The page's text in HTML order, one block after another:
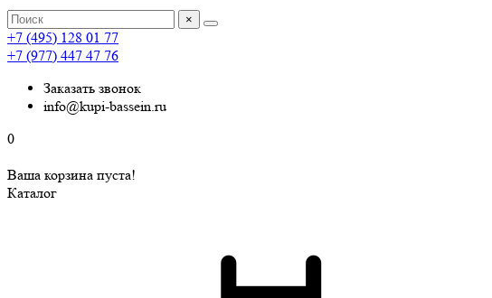
×
+7 (495) 128 01 77
+7 (977) 447 47 76
Заказать звонок
info@kupi-bassein.ru
0
Ваша корзина пуста!
Каталог